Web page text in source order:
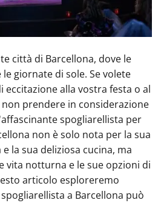
città di Barcellona, dove le
giornate di sole. Se volete
eccitazione alla vostra festa o al
prendere in considerazione
spogliarellista per
non è solo nota per la sua
la sua deliziosa cucina, ma
vita notturna e le sue opzioni di
articolo esploreremo
a Barcellona può